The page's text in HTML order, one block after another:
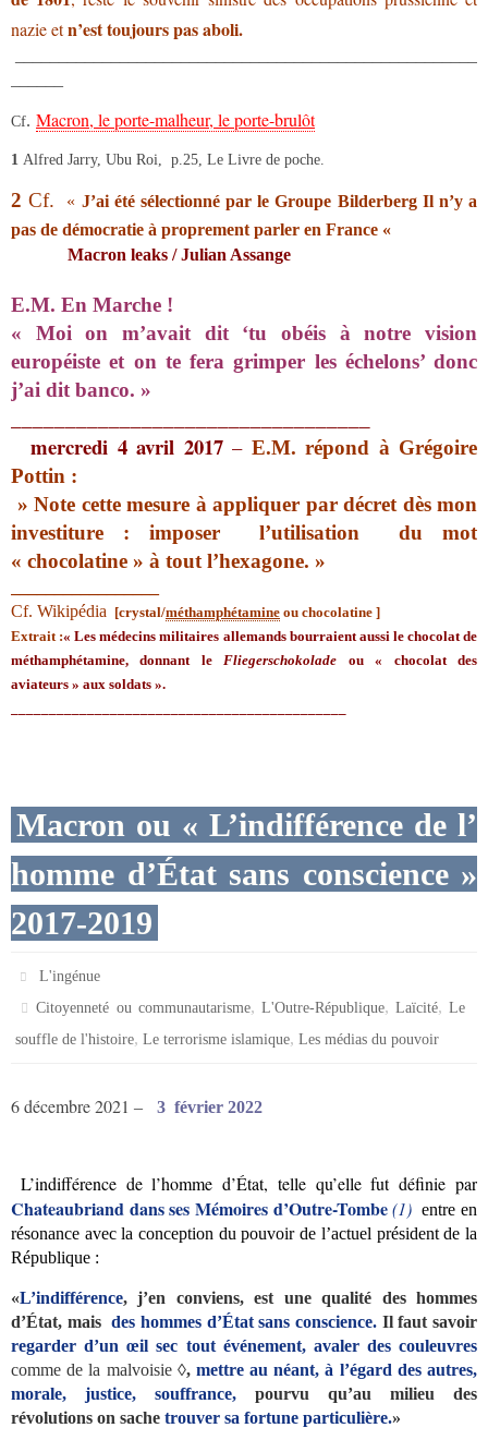
nazie etn’est toujours pas aboli.
Cf. Macron, le porte-malheur, le porte-brulôt
1 Alfred Jarry, Ubu Roi, p.25, Le Livre de poche.
2Cf. « J’ai été sélectionné par le Groupe Bilderberg Il n’y a
pas de démocratie à proprement parler en France «
Macron leaks / Julian Assange
E.M. En Marche !
« Moi on m’avait dit ‘tu obéis à notre vision
européiste et on te fera grimper les échelons’ donc
j’ai dit banco. »
mercredi 4 avril 2017– E.M. répond à Grégoire
Pottin :
» Note cette mesure à appliquer par décret dès mon
investiture : imposer l’utilisation du mot
« chocolatine » à tout l’hexagone. »
Cf. Wikipédia [crystal/méthamphétamine ou chocolatine ]
Extrait :« Les médecins militaires allemands bourraient aussi le chocolat de
méthamphétamine, donnant le Fliegerschokolade ou « chocolat des
aviateurs » aux soldats ».
Macron ou « L’indifférence de l’
homme d’État sans conscience »
2017-2019
L'ingénue
Citoyenneté ou communautarisme, L'Outre-République, Laïcité,Le
souffle de l'histoire, Le terrorisme islamique, Les médias du pouvoir
6 décembre 2021 – 3 février 2022
L’indifférence de l’homme d’État, telle qu’elle fut définie par
Chateaubriand dans ses Mémoires d’Outre-Tombe(1) entre en
résonance avec la conception du pouvoir de l’actuel président de la
République :
«L’indifférence, j’en conviens, est une qualité des hommes
d’État, maisdes hommes d’État sans conscience.Il faut savoir
regarder d’un œil sec tout événement, avaler des couleuvres
comme de la malvoisie ◊, mettre au néant, à l’égard des autres,
morale, justice, souffrance, pourvu qu’au milieu des
révolutions on sache trouver sa fortune particulière.»